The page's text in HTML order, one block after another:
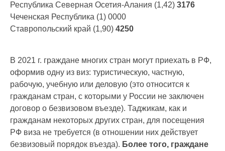
Республика Северная Осетия-Алания (1,42) 3176
Чеченская Республика (1) 0000
Ставропольский край (1,90) 4250
В 2021 г. граждане многих стран могут приехать в РФ,
оформив одну из виз: туристическую, частную,
рабочую, учебную или деловую (это относится к
гражданам стран, с которыми у России не заключен
договор о безвизовом въезде). Таджикам, как и
гражданам некоторых других стран, для посещения
РФ виза не требуется (в отношении них действует
безвизовый порядок въезда). Более того, граждане